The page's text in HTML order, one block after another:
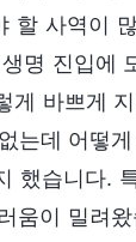
할 사역이
명 진입에
바쁘게
는데 어떻
했습니다.
움이 밀려